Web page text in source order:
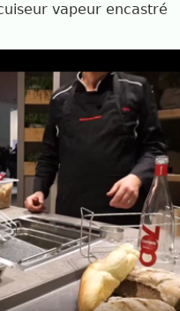
vapeur encastré